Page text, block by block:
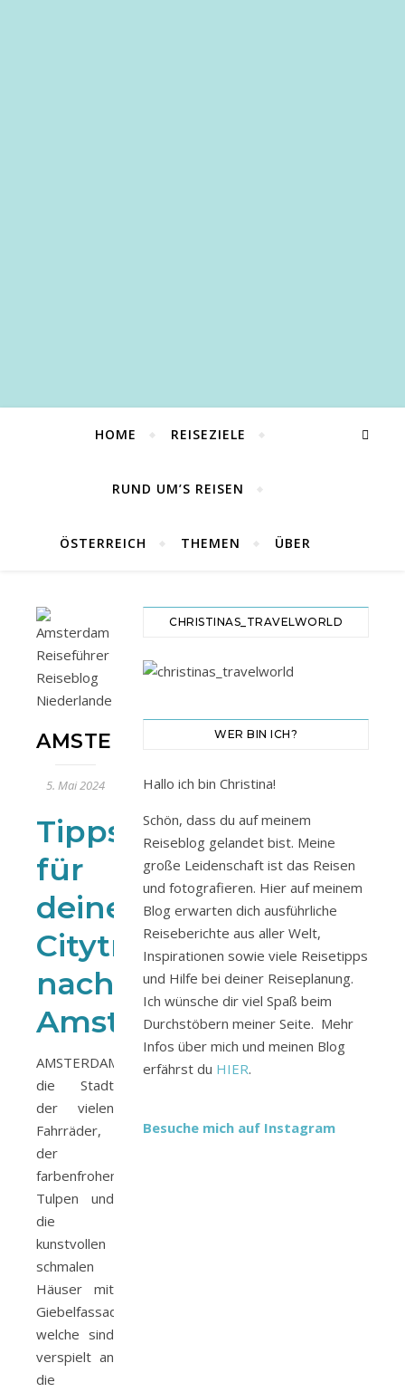
HOME REISEZIELE
RUND UM’S REISEN
ÖSTERREICH THEMEN ÜBER
AMSTERDAM
5. Mai 2024
Tipps
für
deinen
Citytrip
nach
Amsterdam
AMSTERDAM
die Stadt
der vielen
Fahrräder,
der
farbenfrohen
Tulpen und
die
kunstvollen
schmalen
Häuser mit
Giebelfassaden,
welche sind
verspielt an
die
CHRISTINAS_TRAVELWORLD
WER BIN ICH?
Hallo ich bin Christina!
Schön, dass du auf meinem
Reiseblog gelandet bist. Meine
große Leidenschaft ist das Reisen
und fotografieren. Hier auf meinem
Blog erwarten dich ausführliche
Reiseberichte aus aller Welt,
Inspirationen sowie viele Reisetipps
und Hilfe bei deiner Reiseplanung.
Ich wünsche dir viel Spaß beim
Durchstöbern meiner Seite. Mehr
Infos über mich und meinen Blog
erfährst du HIER.
Besuche mich auf Instagram